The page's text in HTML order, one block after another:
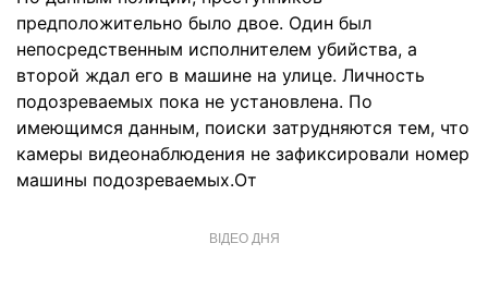
предположительно было двое. Один был
непосредственным исполнителем убийства, а
второй ждал его в машине на улице. Личность
подозреваемых пока не установлена. По
имеющимся данным, поиски затрудняются тем, что
камеры видеонаблюдения не зафиксировали номер
машины подозреваемых.От
ВІДЕО ДНЯ